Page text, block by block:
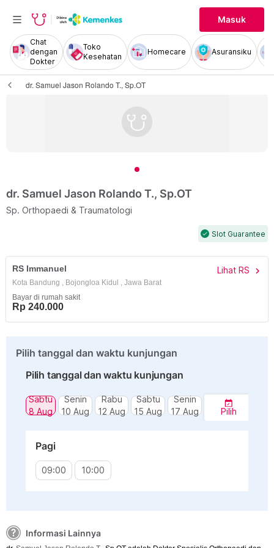
Masuk
Chat
dengan
Dokter
Toko
Kesehatan
Homecare Asuransiku
dr. Samuel Jason Rolando T., Sp.OT
dr. Samuel Jason Rolando T., Sp.OT
Sp. Orthopaedi & Traumatologi
check Slot Guarantee
RS Immanuel Lihat RS chevron_right
Kota Bandung , Bojongloa Kidul , Jawa Barat
Bayar di rumah sakit
Rp 240.000
Pilih tanggal dan waktu kunjungan
Pilih tanggal dan waktu kunjungan
Sabtu
8 Aug
Senin
10 Aug
Rabu
12 Aug
Sabtu
15 Aug
Senin
17 Aug
Pilih
Pagi
09:00 10:00
Informasi Lainnya